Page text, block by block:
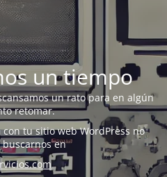
un tiempo
un rato para en algún
retomar.
tu sitio web WordPress no
en